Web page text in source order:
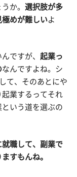
か。 選択肢が多
めが難しいよ
ですが、 起業っ
なんですよね。シ
て、そのあとにや
業するってそれ
いう道を選ぶの
職して、副業で
すもんね。